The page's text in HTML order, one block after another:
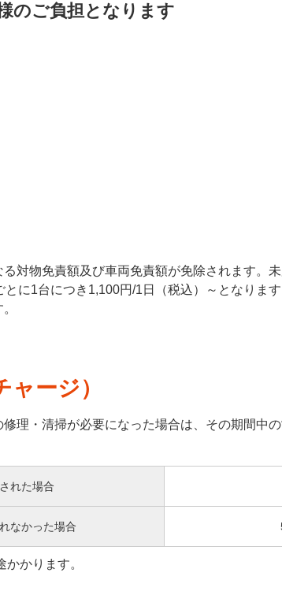
のご負担となります
対物免責額及び車両免責額が免除されます。
に1台につき1,100円/1日（税込）～となりま
ージ）
理・清掃が必要になった場合は、その期間中
れた場合
なかった場合
かります。